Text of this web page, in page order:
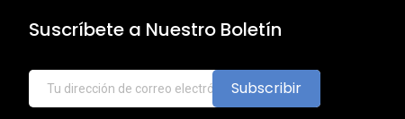
Suscríbete a Nuestro Boletín
Subscribir